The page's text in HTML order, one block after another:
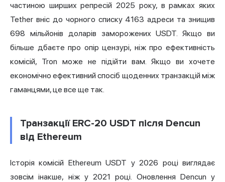
частиною ширших репресій 2025 року, в рамках яких
Tether вніс до чорного списку 4163 адреси та знищив
698 мільйонів доларів заморожених USDT. Якщо ви
більше дбаєте про опір цензурі, ніж про ефективність
комісій, Tron може не підійти вам. Якщо ви хочете
економічно ефективний спосіб щоденних транзакцій між
гаманцями, це все ще так.
Транзакції ERC-20 USDT після Dencun
від Ethereum
Історія комісій Ethereum USDT у 2026 році виглядає
зовсім інакше, ніж у 2021 році. Оновлення Dencun у